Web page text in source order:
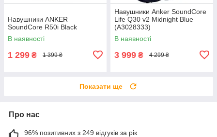
Навушники ANKER
SoundСore R50i Black
В наявності
1 299 ₴ 1 399 ₴
Навушники Anker SoundСore
Life Q30 v2 Midnight Blue
(A3028333)
В наявності
3 999 ₴ 4 299 ₴
Показати ще
Про нас
96% позитивних з 249 відгуків за рік